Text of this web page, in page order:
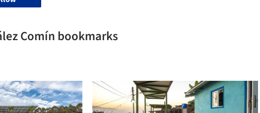
Comín bookmarks